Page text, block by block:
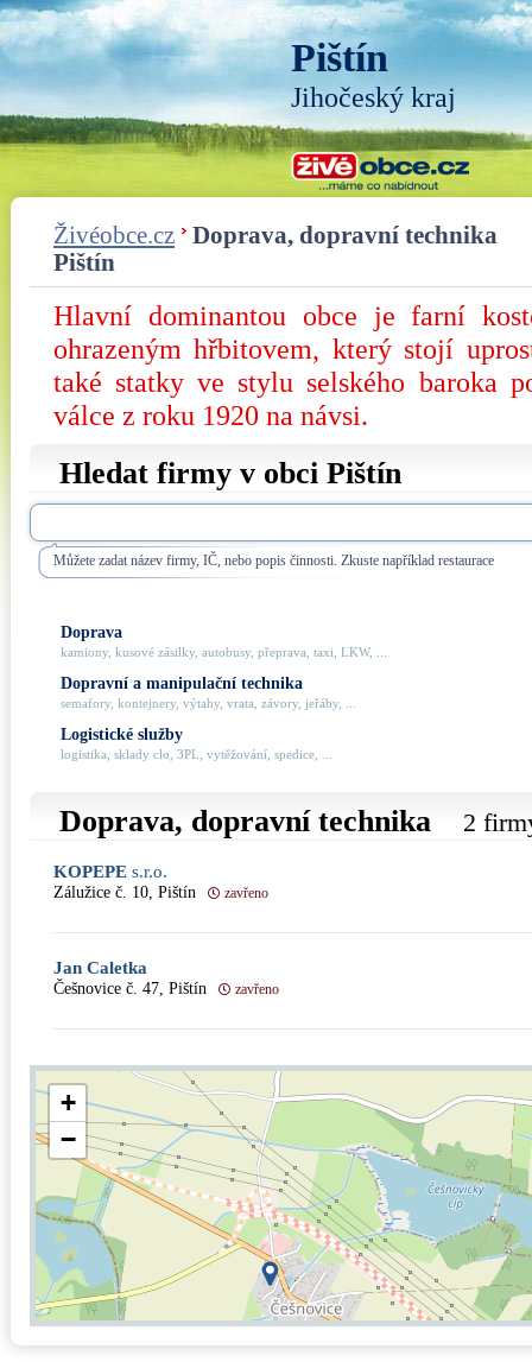
Pištín
Jihočeský kraj
Živéobce.cz
Doprava, dopravní technika
Pištín
Hlavní dominantou obce je farní
ohrazeným hřbitovem, který stojí
také statky ve stylu selského baroka
válce z roku 1920 na návsi.
Hledat firmy v obci Pištín
Můžete zadat název firmy, IČ, nebo popis činnosti. Zkuste například restaurace
Doprava
kamiony, kusové zásilky, autobusy, přeprava, taxi, LKW, ...
Dopravní a manipulační technika
semafory, kontejnery, výtahy, vrata, závory, jeřáby, ...
Logistické služby
logistika, sklady clo, 3PL, vytěžování, spedice, ...
Doprava, dopravní technika 2
KOPEPE s.r.o.
Zálužice č. 10, Pištín zavřeno
Jan Caletka
Češnovice č. 47, Pištín zavřeno
+
−